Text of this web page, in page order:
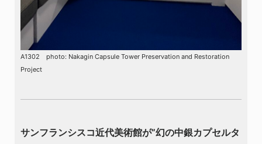
A1302 photo: Nakagin Capsule Tower Preservation and Restoration
Project
サンフランシスコ近代美術館が”幻の中銀カプセルタ